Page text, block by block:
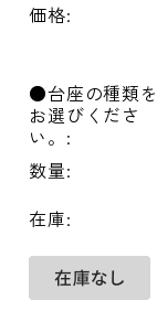
価格:
●台座の種類を
お選びくださ
い。:
数量:
在庫: